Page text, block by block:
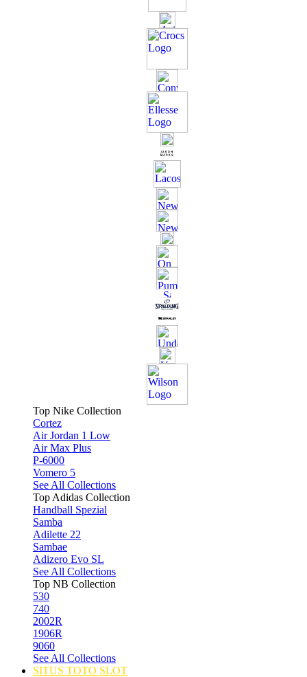
Top Nike Collection
Cortez
Air Jordan 1 Low
Air Max Plus
P-6000
Vomero 5
See All Collections
Top Adidas Collection
Handball Spezial
Samba
Adilette 22
Sambae
Adizero Evo SL
See All Collections
Top NB Collection
530
740
2002R
1906R
9060
See All Collections
SITUS TOTO SLOT